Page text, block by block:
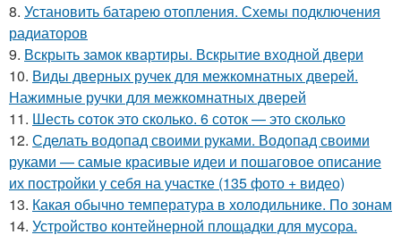
8. Установить батарею отопления. Схемы подключения
радиаторов
9. Вскрыть замок квартиры. Вскрытие входной двери
10. Виды дверных ручек для межкомнатных дверей.
Нажимные ручки для межкомнатных дверей
11. Шесть соток это сколько. 6 соток — это сколько
12. Сделать водопад своими руками. Водопад своими
руками — самые красивые идеи и пошаговое описание
их постройки у себя на участке (135 фото + видео)
13. Какая обычно температура в холодильнике. По зонам
14. Устройство контейнерной площадки для мусора.